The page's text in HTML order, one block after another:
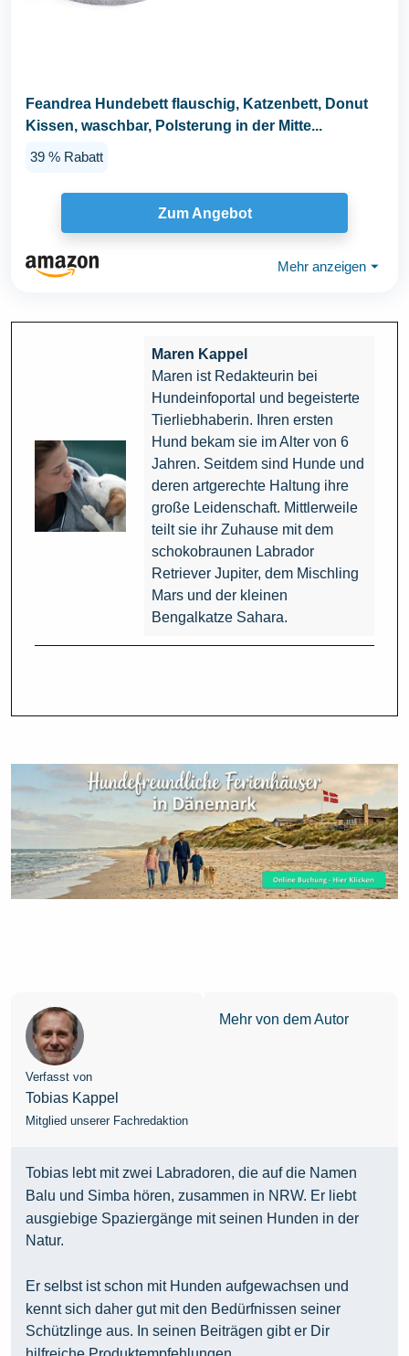
Feandrea Hundebett flauschig, Katzenbett, Donut
Kissen, waschbar, Polsterung in der Mitte...
39 % Rabatt
Zum Angebot
Mehr anzeigen ⏷
Maren Kappel
Maren ist Redakteurin bei
Hundeinfoportal und begeisterte
Tierliebhaberin. Ihren ersten
Hund bekam sie im Alter von 6
Jahren. Seitdem sind Hunde und
deren artgerechte Haltung ihre
große Leidenschaft. Mittlerweile
teilt sie ihr Zuhause mit dem
schokobraunen Labrador
Retriever Jupiter, dem Mischling
Mars und der kleinen
Bengalkatze Sahara.
Verfasst von
Tobias Kappel
Mitglied unserer Fachredaktion
Mehr von dem Autor
Tobias lebt mit zwei Labradoren, die auf die Namen
Balu und Simba hören, zusammen in NRW. Er liebt
ausgiebige Spaziergänge mit seinen Hunden in der
Natur.
Er selbst ist schon mit Hunden aufgewachsen und
kennt sich daher gut mit den Bedürfnissen seiner
Schützlinge aus. In seinen Beiträgen gibt er Dir